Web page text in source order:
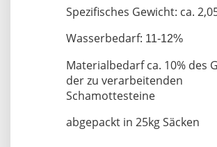
Spezifisches Gewicht: ca.
Wasserbedarf: 11-12%
Materialbedarf ca. 10% des
der zu verarbeitenden
Schamottesteine
abgepackt in 25kg Säcken